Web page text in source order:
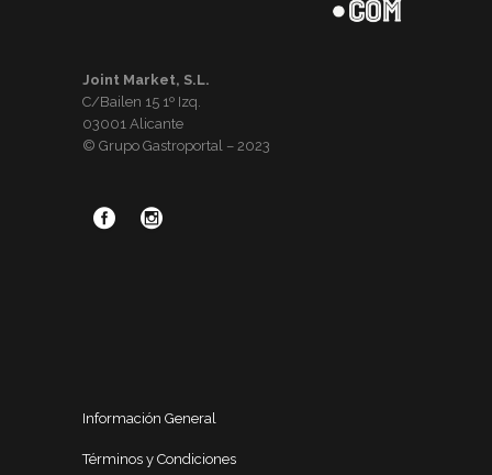
Joint Market, S.L.
C/Bailen 15 1º Izq.
03001 Alicante
© Grupo Gastroportal – 2023
Información General
Términos y Condiciones